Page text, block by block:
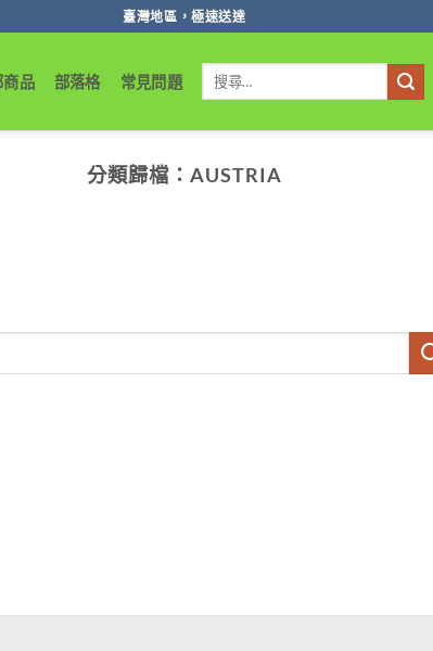
臺灣地區，極速送達
商品 部落格 常見問題
鍵
分類歸檔：AUSTRIA